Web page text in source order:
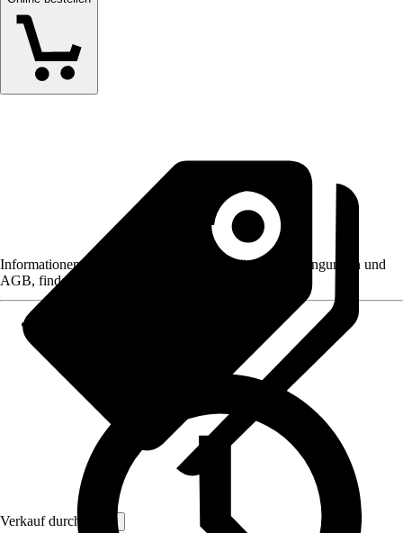
Verkauf durch: VCM
Informationen des Verkäufers, wie z. B. Rückgabebedingungen und
AGB, finden Sie bei Klick auf den Verkäufernamen.